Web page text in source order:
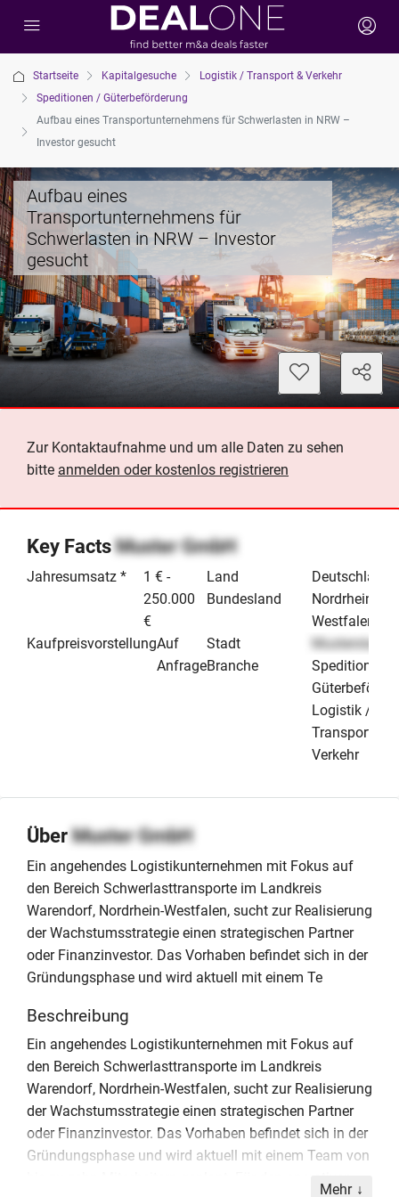
Startseite Kapitalgesuche
Logistik / Transport & Verkehr
Speditionen / Güterbeförderung
Aufbau eines Transportunternehmens für Schwerlasten in NRW –
Investor gesucht
Aufbau eines
Transportunternehmens für
Schwerlasten in NRW – Investor
gesucht
Zur Kontaktaufnahme und um alle Daten zu sehen
bitte anmelden oder kostenlos registrieren
Key FactsMuster GmbH
Jahresumsatz *
1 € -
250.000
€
KaufpreisvorstellungAuf
Anfrage
Land
Deutschland
Bundesland
Nordrhein-
Westfalen
Stadt
Musterstadt
Branche
Speditionen /
Logistik /
Transport &
Verkehr
ÜberMuster GmbH
Ein angehendes Logistikunternehmen mit Fokus auf
den Bereich Schwerlasttransporte im Landkreis
Warendorf, Nordrhein-Westfalen, sucht zur Realisierung
der Wachstumsstrategie einen strategischen Partner
oder Finanzinvestor. Das Vorhaben befindet sich in der
Gründungsphase und wird aktuell mit einem Te
Beschreibung
Ein angehendes Logistikunternehmen mit Fokus auf
den Bereich Schwerlasttransporte im Landkreis
Warendorf, Nordrhein-Westfalen, sucht zur Realisierung
der Wachstumsstrategie einen strategischen Partner
oder Finanzinvestor. Das Vorhaben befindet sich in der
Gründungsphase und wird aktuell mit einem Team von
Mehr